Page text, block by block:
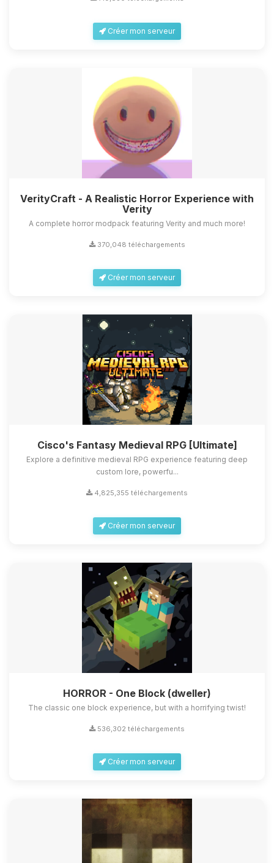
Créer mon serveur
VerityCraft - A Realistic Horror Experience with
Verity
A complete horror modpack featuring Verity and much more!
370,048 téléchargements
Créer mon serveur
Cisco's Fantasy Medieval RPG [Ultimate]
Explore a definitive medieval RPG experience featuring deep
custom lore, powerfu...
4,825,355 téléchargements
Créer mon serveur
HORROR - One Block (dweller)
The classic one block experience, but with a horrifying twist!
536,302 téléchargements
Créer mon serveur